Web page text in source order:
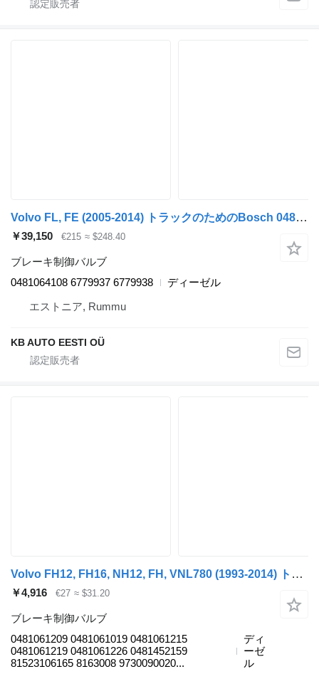
Volvo FL, FE (2005-2014) トラックのためのBosch 0481064108 ブレーキ制御バルブ
￥39,150 €215 ≈ $248.40
ブレーキ制御バルブ
0481064108 6779937 6779938
ディーゼル
エストニア, Rummu
KB AUTO EESTI OÜ
Volvo FH12, FH16, NH12, FH, VNL780 (1993-2014) トラックのためのBosch FH12 1シリーズ (01.93-12.02) 0481061209 ブレーキ制御バルブ
￥4,916 €27 ≈ $31.20
ブレーキ制御バルブ
0481061209 0481061019 0481061215
0481061219 0481061226 0481452159
81523106165 8163008 9730090020...
ディ
ーゼ
ル